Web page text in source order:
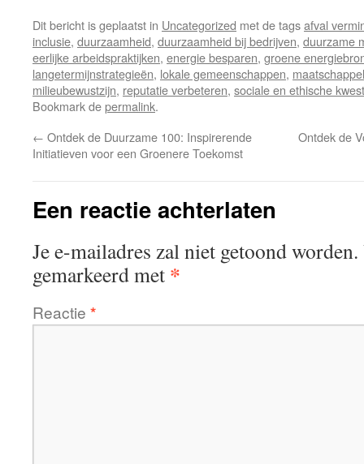
Dit bericht is geplaatst in Uncategorized met de tagsafval
inclusie, duurzaamheid, duurzaamheid bij bedrijven, duurzame
eerlijke arbeidspraktijken, energie besparen, groene
langetermijnstrategieën, lokale gemeenschappen,
milieubewustzijn, reputatie verbeteren, sociale en ethische
Bookmark depermalink.
← Ontdek de Duurzame 100: Inspirerende
Initiatieven voor een Groenere Toekomst
Ontdek de
Een reactie achterlaten
Je e-mailadres zal niet getoond worden.
gemarkeerd met *
Reactie *